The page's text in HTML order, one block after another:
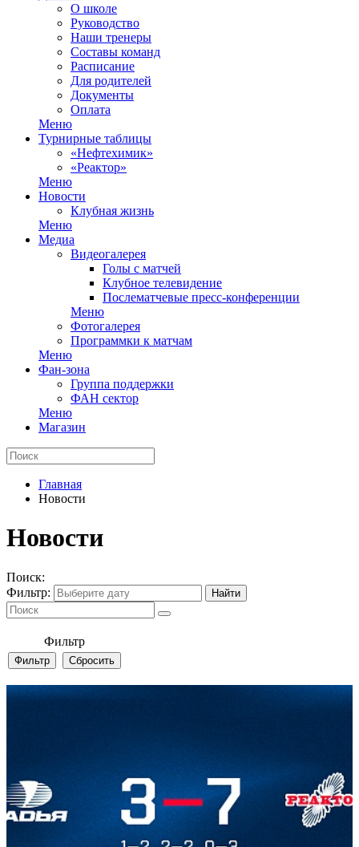
О школе
Руководство
Наши тренеры
Составы команд
Расписание
Для родителей
Документы
Оплата
Меню
Турнирные таблицы
«Нефтехимик»
«Реактор»
Меню
Новости
Клубная жизнь
Меню
Медиа
Видеогалерея
Голы с матчей
Клубное телевидение
Послематчевые пресс-конференции
Меню
Фотогалерея
Программки к матчам
Меню
Фан-зона
Группа поддержки
ФАН сектор
Меню
Магазин
Главная
Новости
Новости
Поиск:
Фильтр:
Фильтр